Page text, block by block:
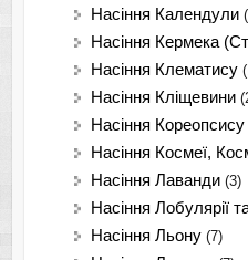
Насіння Календули
Насіння Кермека
Насіння Клематису
Насіння Кліщевини
Насіння Кореопсису
Насіння Космеї,
Насіння Лаванди (3)
Насіння Лобулярії
Насіння Льону (7)